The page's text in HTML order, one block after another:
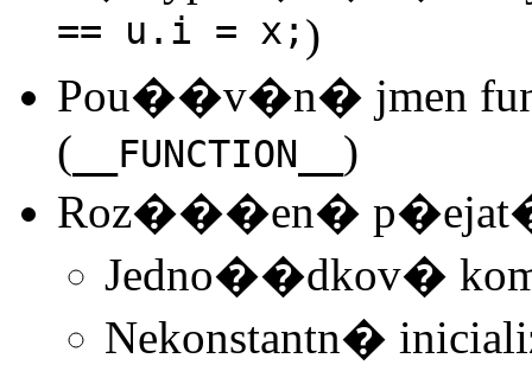
== u.i = x;)
Pou��v�n� jmen
( __FUNCTION__ )
Roz���en�
Jedno��dkov�
Nekonstantn�